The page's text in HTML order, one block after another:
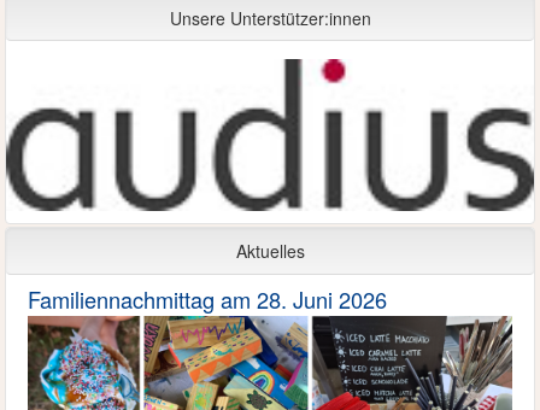
Unsere Unterstützer:innen
Aktuelles
Familiennachmittag am 28. Juni 2026